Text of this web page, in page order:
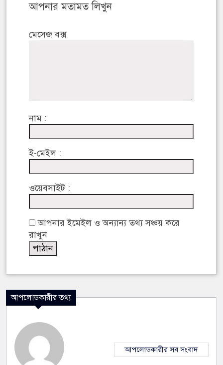
আপনার মতামত লিখুন
মেসেজ বক্স
নাম :
ই-মেইল :
ওয়েবসাইট :
আপনার ইমেইল ও অন্যান্য তথ্য সঞ্চয় করে
রাখুন
আপলোডকারীর তথ্য
আপলোডকারীর সব সংবাদ